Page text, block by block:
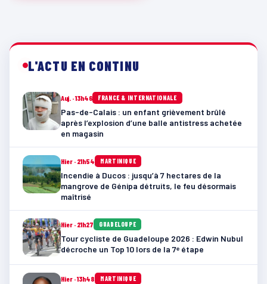
L'ACTU EN CONTINU
Auj. · 13h46 FRANCE & INTERNATIONALE
Pas-de-Calais : un enfant grièvement brûlé
après l’explosion d’une balle antistress achetée
en magasin
Hier · 21h54 MARTINIQUE
Incendie à Ducos : jusqu’à 7 hectares de la
mangrove de Génipa détruits, le feu désormais
maîtrisé
Hier · 21h27 GUADELOUPE
Tour cycliste de Guadeloupe 2026 : Edwin Nubul
décroche un Top 10 lors de la 7ᵉ étape
Hier · 13h48 MARTINIQUE